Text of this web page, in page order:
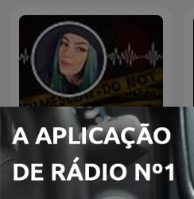
À Regarder Après Minuit,
le podcast true crime